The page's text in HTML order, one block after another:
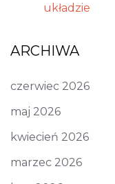
układzie
ARCHIWA
czerwiec 2026
maj 2026
kwiecień 2026
marzec 2026